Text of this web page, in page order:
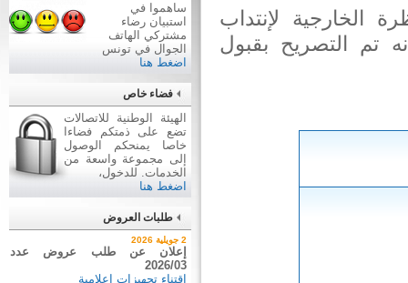
ساهموا في
استبيان رضاء
مشتركي الهاتف
الجوال في تونس
اضغط هنا
فضاء خاص
الهيئة الوطنية للاتصالات
تضع على ذمتكم فضاءا
خاصا يمنحكم الوصول
إلى مجموعة واسعة من
الخدمات. للدخول،
اضغط هنا
طلبات العروض
نتيجة بيع وسائل نقل عن طريق
ظروف مغلقة عدد 01/2026
بيع وسائل نقل عن طريق ظروف
إعلان عن طلب عروض عدد
2026/03
اقتناء تجهيزات إعلامية
الخارجية لإنتداب
تم التصريح بقبول